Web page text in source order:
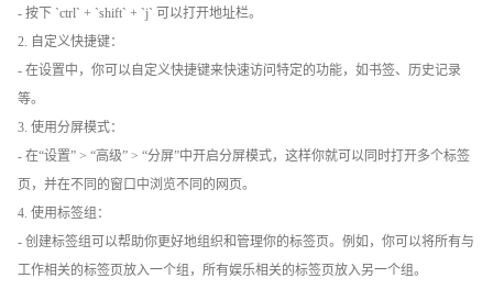
- 按下 `ctrl` + `shift` + `j` 可以打开地址栏。
2. 自定义快捷键：
- 在设置中，你可以自定义快捷键来快速访问特定的功能，如书签、历史记录
等。
3. 使用分屏模式：
- 在“设置” > “高级” > “分屏”中开启分屏模式，这样你就可以同时打开多个标签
页，并在不同的窗口中浏览不同的网页。
4. 使用标签组：
- 创建标签组可以帮助你更好地组织和管理你的标签页。例如，你可以将所有与
工作相关的标签页放入一个组，所有娱乐相关的标签页放入另一个组。